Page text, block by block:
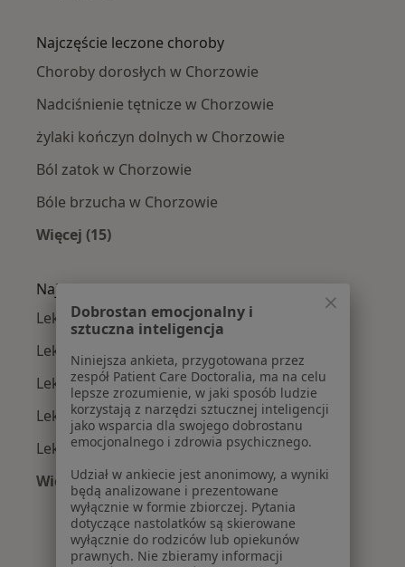
Najczęście leczone choroby
Choroby dorosłych w Chorzowie
Nadciśnienie tętnicze w Chorzowie
żylaki kończyn dolnych w Chorzowie
Ból zatok w Chorzowie
Bóle brzucha w Chorzowie
Więcej (15)
Najpopularniejsze ubezpieczenia
Lekarze rodzinni z NFZ w Chorzowie
Lekarze rodzinni z Allianz w Chorzowie
Lekarze rodzinni z LUX MED w Chorzowie
Lekarze rodzinni z Medicover w Chorzowie
Lekarze rodzinni z Compensa w Chorzowie
Więcej (10)
Więcej w kategorii: Najpopularniejsze
Dobrostan emocjonalny i
sztuczna inteligencja
Niniejsza ankieta, przygotowana przez
zespół Patient Care Doctoralia, ma na celu
lepsze zrozumienie, w jaki sposób ludzie
korzystają z narzędzi sztucznej inteligencji
jako wsparcia dla swojego dobrostanu
emocjonalnego i zdrowia psychicznego.
Udział w ankiecie jest anonimowy, a wyniki
będą analizowane i prezentowane
wyłącznie w formie zbiorczej. Pytania
dotyczące nastolatków są skierowane
wyłącznie do rodziców lub opiekunów
prawnych. Nie zbieramy informacji